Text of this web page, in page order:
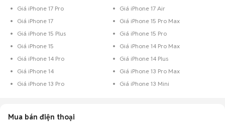
Giá iPhone 17 Pro
Giá iPhone 17 Air
Giá iPhone 17
Giá iPhone 15 Pro Max
Giá iPhone 15 Plus
Giá iPhone 15 Pro
Giá iPhone 15
Giá iPhone 14 Pro Max
Giá iPhone 14 Pro
Giá iPhone 14 Plus
Giá iPhone 14
Giá iPhone 13 Pro Max
Giá iPhone 13 Pro
Giá iPhone 13 Mini
Mua bán điện thoại